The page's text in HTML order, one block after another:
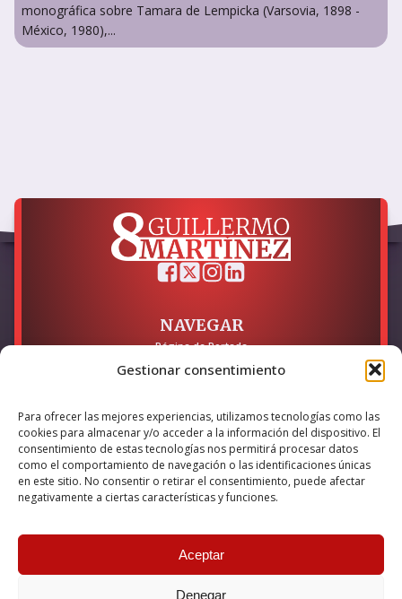
Gestionar consentimiento
Para ofrecer las mejores experiencias, utilizamos tecnologías como las
cookies para almacenar y/o acceder a la información del dispositivo. El
consentimiento de estas tecnologías nos permitirá procesar datos
como el comportamiento de navegación o las identificaciones únicas
en este sitio. No consentir o retirar el consentimiento, puede afectar
negativamente a ciertas características y funciones.
Aceptar
Denegar
monográfica sobre Tamara de Lempicka (Varsovia, 1898 -
México, 1980),...
NAVEGAR
Página de Portada
LEGAL
Política de Privacidad
Política de Cookies
Accesibilidad
Esta empresa ha sido beneficiaria del bono Kit Digital y lo ha
internet, financiado por la Unión Europea – NextGeneration EU
© 2026 Guillermo Martínez | Todos los derechos reservados |